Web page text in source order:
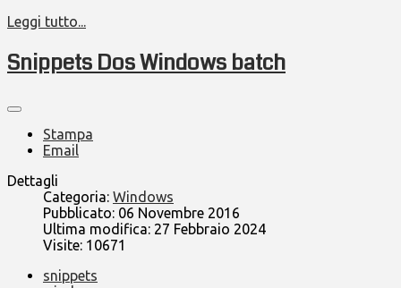
Leggi tutto...
Snippets Dos Windows batch
Stampa
Email
Dettagli
Categoria: Windows
Pubblicato: 06 Novembre 2016
Ultima modifica: 27 Febbraio 2024
Visite: 10671
snippets